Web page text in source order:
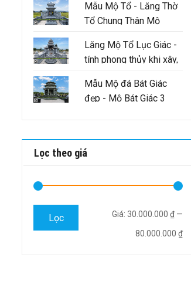
đình
Mẫu Mộ Tổ - Lăng Thờ
Tổ Chung Thân Mộ
Lăng Mộ Tổ Lục Giác -
tính phong thủy khi xây,
đảm bảo như thế nào
Mẫu Mộ đá Bát Giác
đẹp - Mộ Bát Giác 3
Lọc theo giá
Giá
tối
Giá
tối
Lọc Giá: 30.000.000 ₫—
80.000.000 ₫